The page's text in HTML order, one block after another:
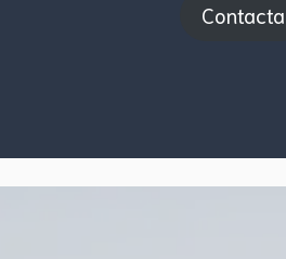
Contacta